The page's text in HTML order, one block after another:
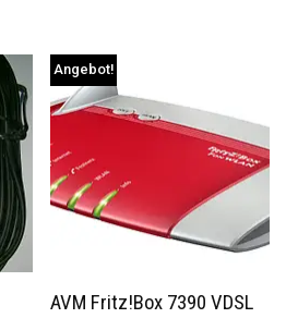
Angebot!
AVM Fritz!Box 7390 VDSL